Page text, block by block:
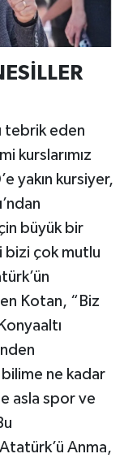
tebrik eden
kurslarımız
yakın kursiyer,
büyük bir
bizi çok mutlu
Kotan, “Biz
ne kadar
asla spor ve
Anma,